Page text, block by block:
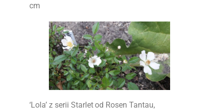
cm
‘Lola’ z serii Starletod Rosen Tantau,